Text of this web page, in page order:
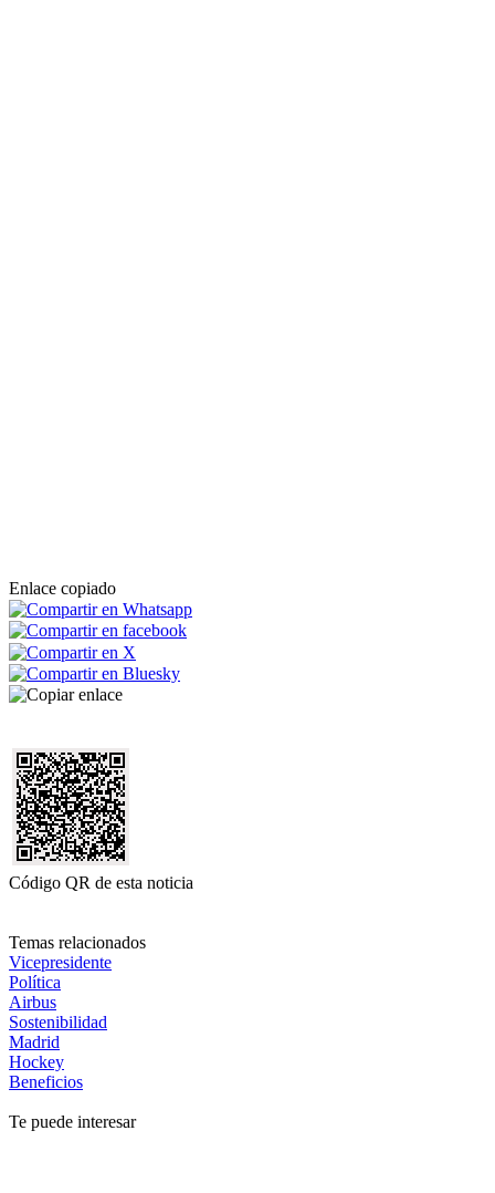
Enlace copiado
Código QR de esta noticia
Temas relacionados
Vicepresidente
Política
Airbus
Sostenibilidad
Madrid
Hockey
Beneficios
Te puede interesar